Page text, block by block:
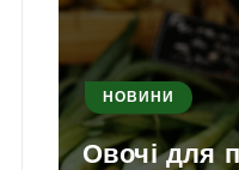
НОВИНИ
Овочі для